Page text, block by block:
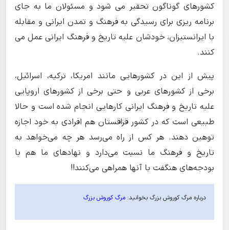
کشورهای گوناگون تحقیر می شود و مسئولان ما به جای
برنامه ریزی برای رسیدگی به فرهنگ و تمدن ایرانی و مقابله
با ایرانستیزان، خودشان علیه تاریخ و فرهنگ ایرانی عمل می
کنند.
پیش از این در کشورهایی مانند امریکا، ترکیه، اسرائیل،
برخی از کشورهای عربی و حتی برخی از کشورهای اروپایی
علیه تاریخ و فرهنگ ایرانی کارهایی انجام شده است و حالا
طبیعی است که در کشور قزاقستان هم افرادی به خود اجازه
توهین دهند. هر کس از راه می‌رسد هر چه می‌خواهد به
تاریخ و فرهنگ ما نسبت می‌دارد و نهادهای ما هم با
بودجه‌های هنگفت با آنها همراهی می‌کنند!!
درباره مرگ کوروش بزرگ بخوانید: مرگ کوروش بزرگ